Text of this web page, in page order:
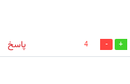
4
پاسخ